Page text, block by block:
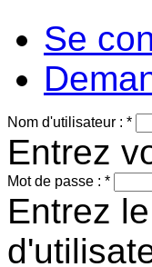
Se
Nom d'utilisateur : *
Entrez
Mot de passe : *
Entrez